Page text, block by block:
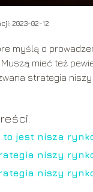
2023-02-12
myślą o
Muszą mieć też
strategia
to jest nisza
niszy
niszy